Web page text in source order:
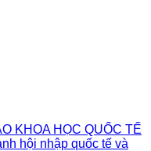
KHOA HỌC QUỐC TẾ
hội nhập quốc tế và